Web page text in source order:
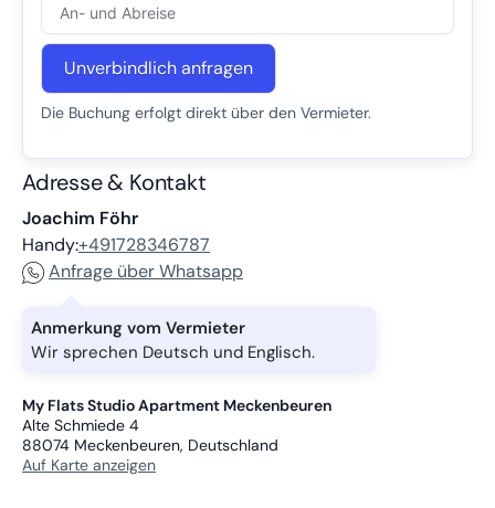
Unverbindlich anfragen
Die Buchung erfolgt direkt über den Vermieter.
Adresse & Kontakt
Joachim Föhr
Handy:+491728346787
Anfrage über Whatsapp
Anmerkung vom Vermieter
Wir sprechen Deutsch und Englisch.
My Flats Studio Apartment Meckenbeuren
Alte Schmiede 4
88074 Meckenbeuren, Deutschland
Auf Karte anzeigen